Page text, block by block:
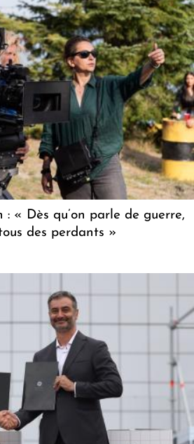
: « Dès qu’on parle de guerre,
des perdants »